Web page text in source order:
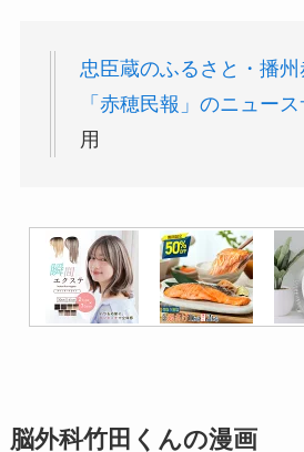
忠臣蔵のふるさと・播
「赤穂民報」のニュース
用
脳外科竹田くんの漫画